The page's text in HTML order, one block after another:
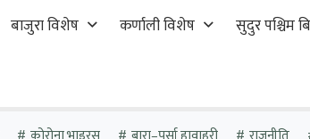
बाजुरा विशेष कर्णाली विशेष सुदुर पश्चिम